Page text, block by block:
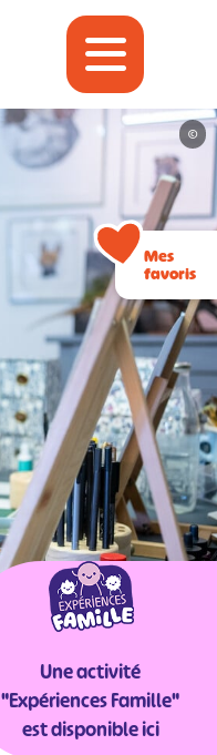
©
Une activité
"Expériences Famille"
est disponible ici
Mes
favoris